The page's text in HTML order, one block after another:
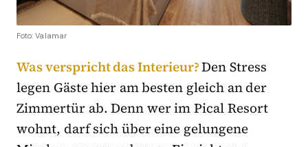
Foto: Valamar
Was verspricht das Interieur?Den Stress
legen Gäste hier am besten gleich an der
Zimmertür ab. Denn wer im Pical Resort
wohnt, darf sich über eine gelungene